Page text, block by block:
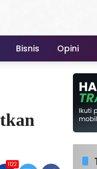
Bisnis Opini
1122